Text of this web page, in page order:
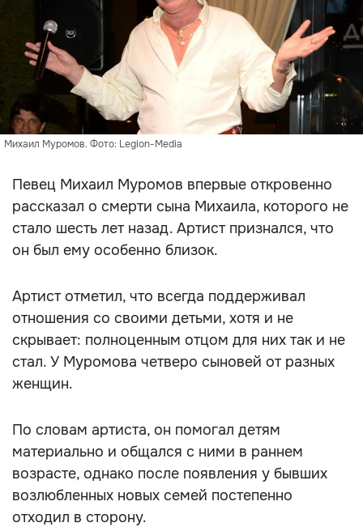
Михаил Муромов. Фото: Legion-Media
Певец Михаил Муромов впервые откровенно
рассказал о смерти сына Михаила, которого не
стало шесть лет назад. Артист признался, что
он был ему особенно близок.
Артист отметил, что всегда поддерживал
отношения со своими детьми, хотя и не
скрывает: полноценным отцом для них так и не
стал. У Муромова четверо сыновей от разных
женщин.
По словам артиста, он помогал детям
материально и общался с ними в раннем
возрасте, однако после появления у бывших
возлюбленных новых семей постепенно
отходил в сторону.